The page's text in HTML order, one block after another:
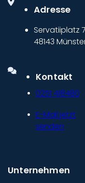
Adresse
Servatiiplatz 7
48143
Kontakt
0251 418480
E-Mail jetzt
senden
Unternehmen